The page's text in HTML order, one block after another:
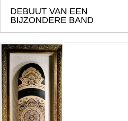
DEBUUT VAN EEN
BIJZONDERE BAND